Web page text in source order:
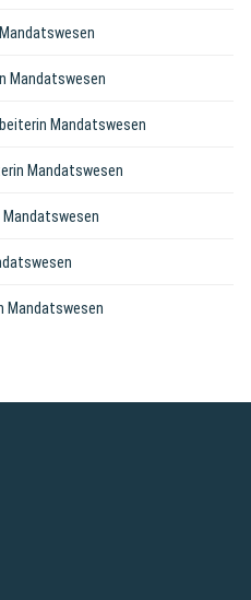
Mandatswesen
Mandatswesen
Mandatswesen
Mandatswesen